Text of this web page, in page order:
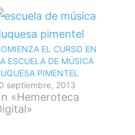
EL CURSO EN
ESCUELA DE MÚSICA
PIMENTEL
septiembre, 2013
«Hemeroteca